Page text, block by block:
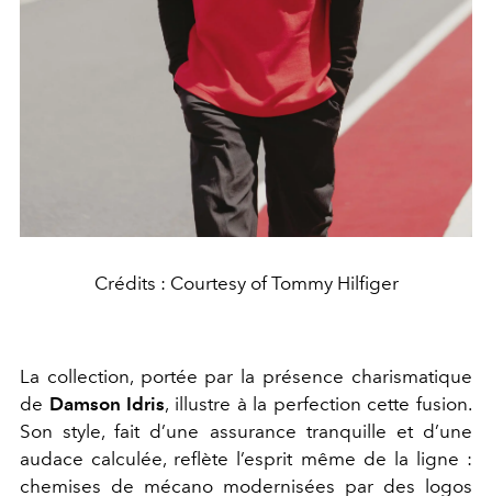
Crédits : Courtesy of Tommy Hilfiger
La collection, portée par la présence charismatique
de Damson Idris, illustre à la perfection cette fusion.
Son style, fait d’une assurance tranquille et d’une
audace calculée, reflète l’esprit même de la ligne :
chemises de mécano modernisées par des logos